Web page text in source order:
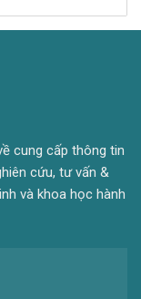
cung cấp thông tin
cứu, tư vấn &
và khoa học hành